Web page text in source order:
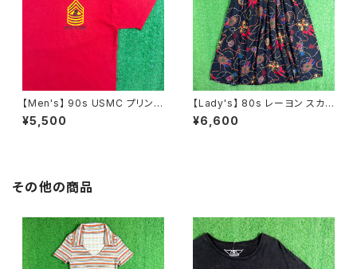
【Men's】 90s USMC プリント
Tシャツ / アメリカ製 USA製 9
0年代 ティーシャツ T-Shirt 古
¥5,500
【Lady's】 80s レーヨン スカ
ーフ柄 スカート / 80年代 古着
レディース 総柄 2266
¥6,600
その他の商品